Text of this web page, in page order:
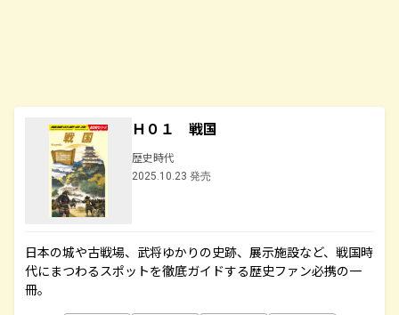
Ｈ０１ 戦国
歴史時代
2025.10.23 発売
日本の城や古戦場、武将ゆかりの史跡、展示施設など、戦国時
代にまつわるスポットを徹底ガイドする歴史ファン必携の一
冊。